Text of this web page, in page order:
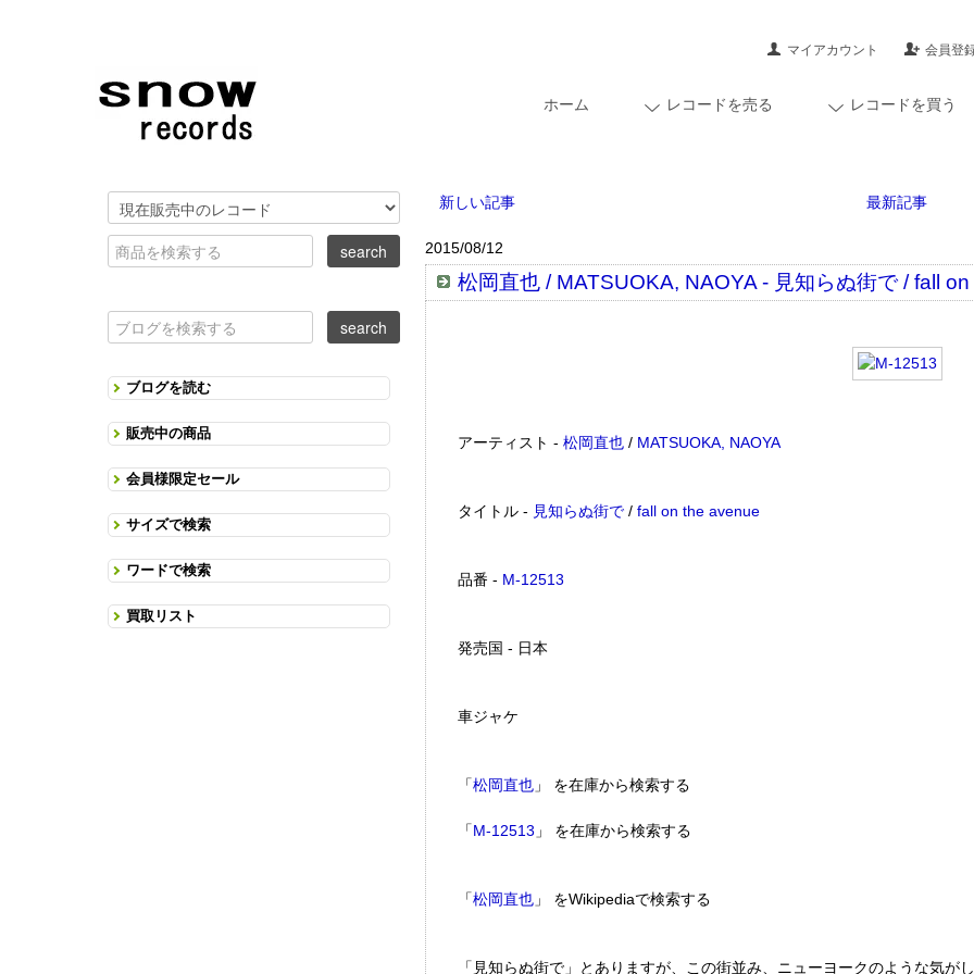
マイアカウント 会員登
ホーム レコードを売る レコードを買う
新しい記事 最新記事
2015/08/12
松岡直也 / MATSUOKA, NAOYA - 見知らぬ街で / fall
アーティスト -松岡直也 / MATSUOKA, NAOYA
タイトル - 見知らぬ街で /fall on the avenue
品番 - M-12513
発売国 - 日本
車ジャケ
「松岡直也 」 を在庫から検索する
「M-12513 」 を在庫から検索する
「松岡直也 」 をWikipediaで検索する
「見知らぬ街で」とありますが、この街並み、ニューヨークのような気が
ブログを読む
販売中の商品
会員様限定セール
サイズで検索
ワードで検索
買取リスト